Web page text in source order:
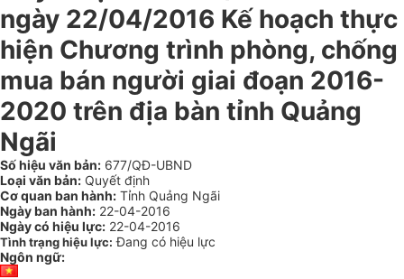
ngày 22/04/2016 Kế hoạch thực
hiện Chương trình phòng, chống
mua bán người giai đoạn 2016-
2020 trên địa bàn tỉnh Quảng
Ngãi
Số hiệu văn bản: 677/QĐ-UBND
Loại văn bản: Quyết định
Cơ quan ban hành: Tỉnh Quảng Ngãi
Ngày ban hành: 22-04-2016
Ngày có hiệu lực: 22-04-2016
Tình trạng hiệu lực: Đang có hiệu lực
Ngôn ngữ: